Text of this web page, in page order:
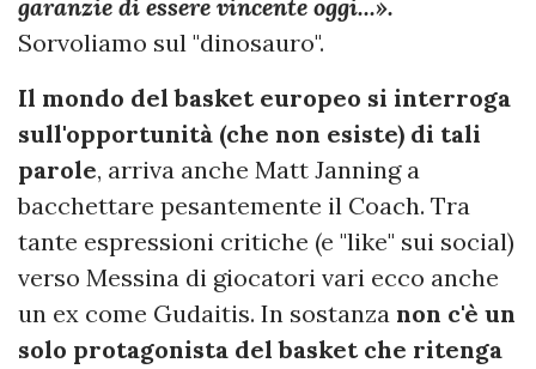
garanzie di essere vincente oggi...».
Sorvoliamo sul "dinosauro".
Il mondo del basket europeo si interroga
sull'opportunità (che non esiste) di tali
parole, arriva anche Matt Janning a
bacchettare pesantemente il Coach. Tra
tante espressioni critiche (e "like" sui social)
verso Messina di giocatori vari ecco anche
un ex come Gudaitis. In sostanza non c'è un
solo protagonista del basket che ritenga